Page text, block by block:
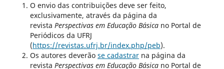
O envio das contribuições deve ser feito,
exclusivamente, através da página da
revista Perspectivas em Educação Básicano Portal de
Periódicos da UFRJ
(https://revistas.ufrj.br/index.php/peb).
Os autores deverão se cadastrarna página da
revista Perspectivas em Educação Básica no Portal de